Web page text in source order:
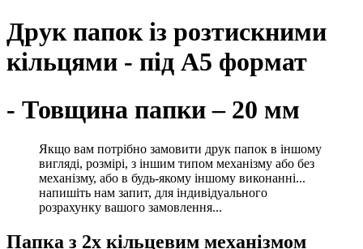
Друк папок із розтискними
кільцями - під А5 формат
- Товщина папки – 20 мм
Якщо вам потрібно замовити друк папок в іншому
вигляді, розмірі, з іншим типом механізму або без
механізму, або в будь-якому іншому виконанні...
напишіть нам запит, для індивідуального
розрахунку вашого замовлення...
Папка з 2х кільцевим механізмом